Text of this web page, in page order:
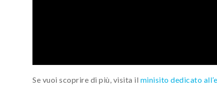
Se vuoi scoprire di più, visita il minisito dedicato